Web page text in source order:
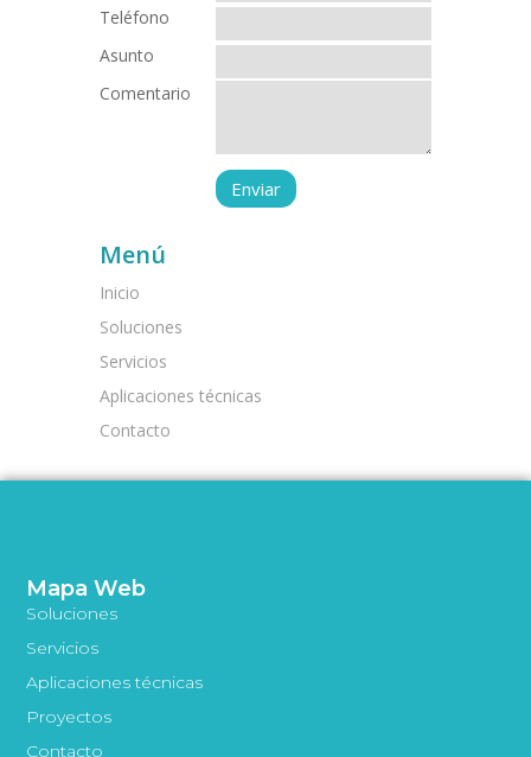
Teléfono
Asunto
Comentario
Menú
Inicio
Soluciones
Servicios
Aplicaciones técnicas
Contacto
Mapa Web
Soluciones
Servicios
Aplicaciones técnicas
Proyectos
Contacto